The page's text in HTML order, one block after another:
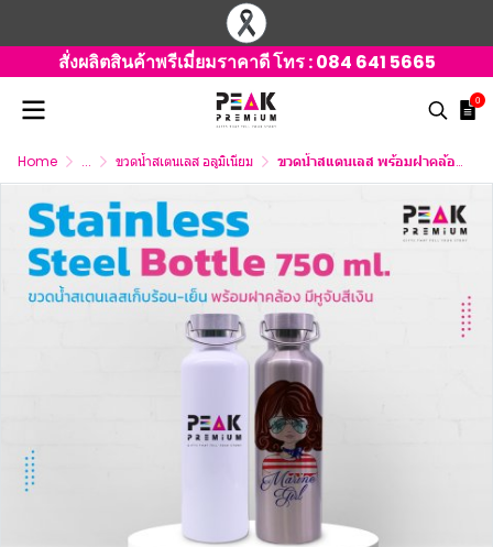
สั่งผลิตสินค้าพรีเมี่ยมราคาดี โทร :084 641 5665
0
Home ... ขวดน้ำสเตนเลส อลูมิเนียม ขวดน้ำสแตนเลส พร้อมฝาคล้องมีหูจับสีเงิน ขนาด 750 ml.